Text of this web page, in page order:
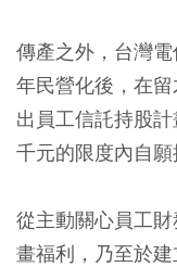
傳產之外，台灣
年民營化後，在
出員工信託持股
千元的限度內自願
從主動關心員工
畫福利，乃至於